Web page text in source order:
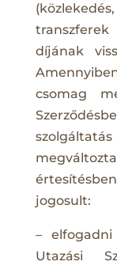
díjának
csomag
jogosult:
–
Utazási